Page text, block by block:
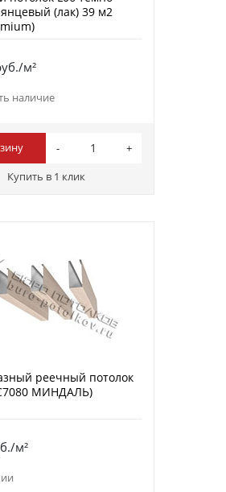
(лак) 39 м2
м²
наличие
Купить в 1 клик
реечный потолок
МИНДАЛЬ)
м²